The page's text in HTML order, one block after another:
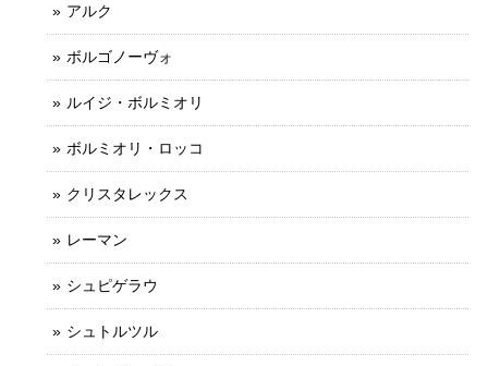
アルク
ボルゴノーヴォ
ルイジ・ボルミオリ
ボルミオリ・ロッコ
クリスタレックス
レーマン
シュピゲラウ
シュトルツル